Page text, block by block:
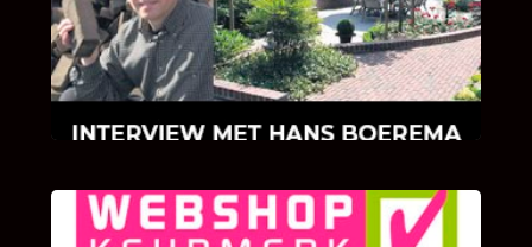
Hoe Bricks and Stones ontstaan is en wat
Hans Boerema motiveert in de wereld van
klinkers en tegels!
KLANT BEOORDELINGEN